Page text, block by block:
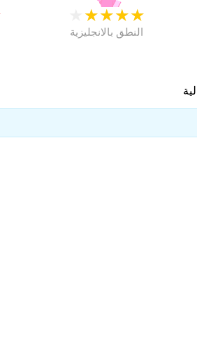
★
★
★
★
النطق بالانجليزية